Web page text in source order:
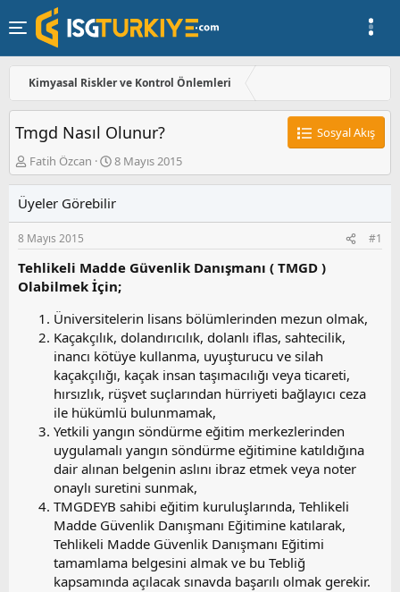
Kimyasal Riskler ve Kontrol Önlemleri
Tmgd Nasıl Olunur?
Sosyal Akış
K
o
u
y
u
a
ş
Fatih Özcan
B
a
l
a
ı
ç
a
r
i
h
i
8 Mayıs 2015
Üyeler Görebilir
8 Mayıs 2015 #1
Tehlikeli Madde Güvenlik Danışmanı ( TMGD )
Olabilmek İçin;
Üniversitelerin lisans bölümlerinden mezun olmak,
Kaçakçılık, dolandırıcılık, dolanlı iflas, sahtecilik,
inancı kötüye kullanma, uyuşturucu ve silah
kaçakçılığı, kaçak insan taşımacılığı veya ticareti,
hırsızlık, rüşvet suçlarından hürriyeti bağlayıcı ceza
ile hükümlü bulunmamak,
Yetkili yangın söndürme eğitim merkezlerinden
uygulamalı yangın söndürme eğitimine katıldığına
dair alınan belgenin aslını ibraz etmek veya noter
onaylı suretini sunmak,
TMGDEYB sahibi eğitim kuruluşlarında, Tehlikeli
Madde Güvenlik Danışmanı Eğitimine katılarak,
Tehlikeli Madde Güvenlik Danışmanı Eğitimi
tamamlama belgesini almak ve bu Tebliğ
kapsamında açılacak sınavda başarılı olmak gerekir.